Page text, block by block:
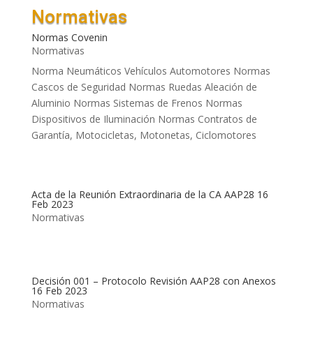
Normativas
Normas Covenin
Normativas
Norma Neumáticos Vehículos Automotores Normas
Cascos de Seguridad Normas Ruedas Aleación de
Aluminio Normas Sistemas de Frenos Normas
Dispositivos de Iluminación Normas Contratos de
Garantía, Motocicletas, Motonetas, Ciclomotores
Acta de la Reunión Extraordinaria de la CA AAP28 16
Feb 2023
Normativas
Decisión 001 – Protocolo Revisión AAP28 con Anexos
16 Feb 2023
Normativas